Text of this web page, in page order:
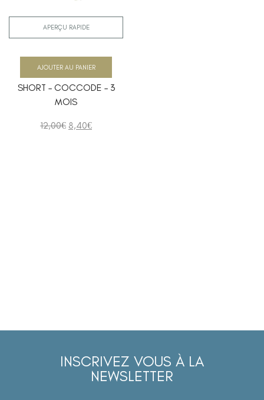
APERÇU RAPIDE
SHORT – COCCODE – 3
MOIS
12,00€ 8,40€
AJOUTER AU PANIER
INSCRIVEZ VOUS À LA
NEWSLETTER